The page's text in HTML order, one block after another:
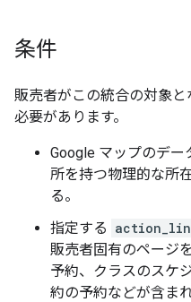
条件
販売者がこの統合の対象
必要があります。
Google マップのデ
所を持つ物理的な所
る。
指定する
販売者固有のページ
予約、クラスのスケ
約の予約などが含まれ